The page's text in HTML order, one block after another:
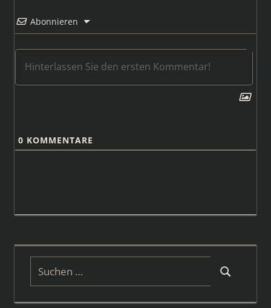
Abonnieren
0 KOMMENTARE
Suchen
nach:
Suchen